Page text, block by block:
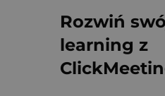
Rozwiń
learning z